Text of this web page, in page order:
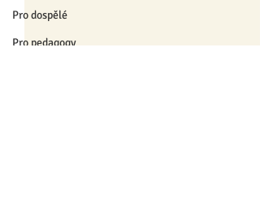
Pro dospělé
Pro pedagogy